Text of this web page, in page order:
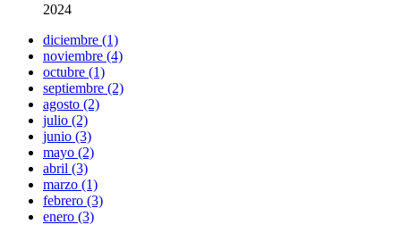
2024
diciembre (1)
noviembre (4)
octubre (1)
septiembre (2)
agosto (2)
julio (2)
junio (3)
mayo (2)
abril (3)
marzo (1)
febrero (3)
enero (3)